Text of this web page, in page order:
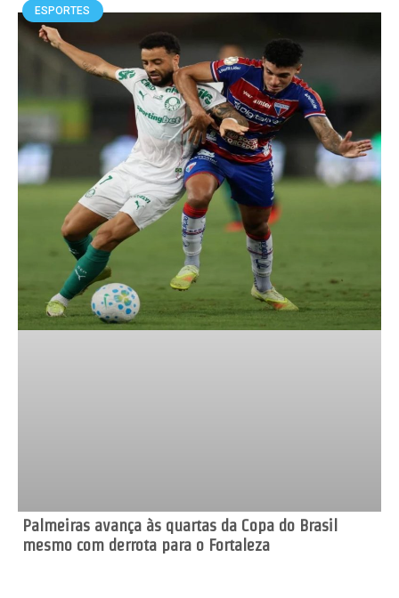
ESPORTES
Palmeiras avança às quartas da Copa do Brasil
mesmo com derrota para o Fortaleza